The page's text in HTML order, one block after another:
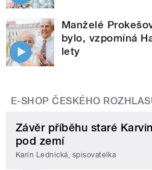
Manželé
bylo, vzpomíná
lety
E-SHOP ČESKÉHO
Závěr příběhu staré
pod zemí
Karin Lednická, spisovatelka